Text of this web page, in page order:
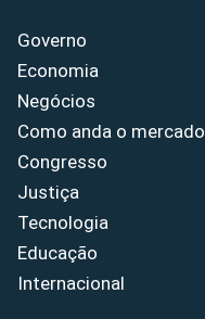
Governo
Economia
Negócios
Como anda o mercado
Congresso
Justiça
Tecnologia
Educação
Internacional